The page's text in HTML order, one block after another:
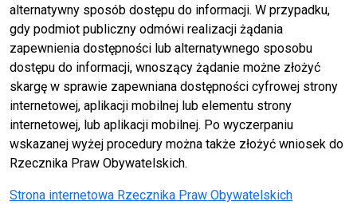
alternatywny sposób dostępu do informacji. W przypadku,
gdy podmiot publiczny odmówi realizacji żądania
zapewnienia dostępności lub alternatywnego sposobu
dostępu do informacji, wnoszący żądanie możne złożyć
skargę w sprawie zapewniana dostępności cyfrowej strony
internetowej, aplikacji mobilnej lub elementu strony
internetowej, lub aplikacji mobilnej. Po wyczerpaniu
wskazanej wyżej procedury można także złożyć wniosek do
Rzecznika Praw Obywatelskich.
Strona internetowa Rzecznika Praw Obywatelskich